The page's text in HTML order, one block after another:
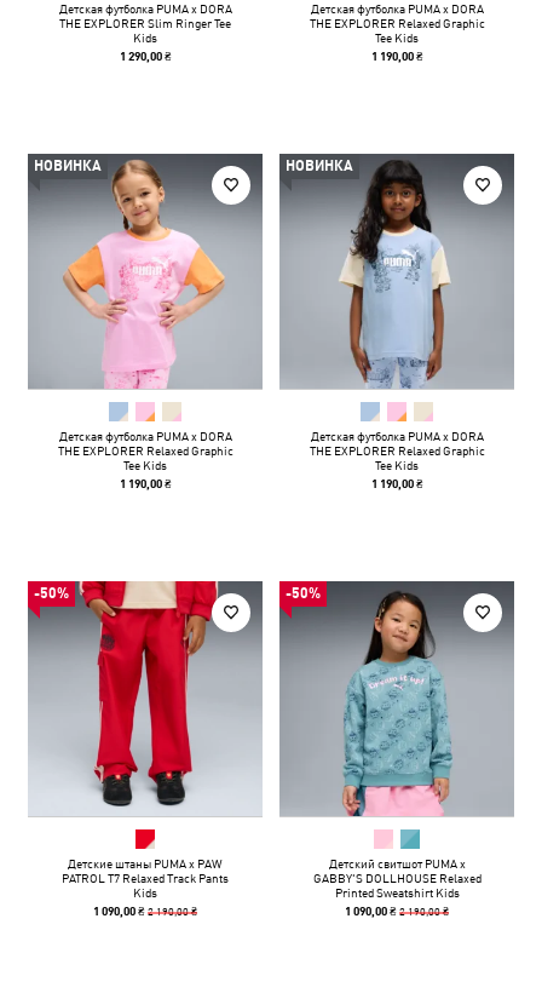
Детская футболка PUMA x DORA
THE EXPLORER Slim Ringer Tee
Kids
1 290,00 ₴
Детская футболка PUMA x DORA
THE EXPLORER Relaxed Graphic
Tee Kids
1 190,00 ₴
НОВИНКА
Детская футболка PUMA x DORA
THE EXPLORER Relaxed Graphic
Tee Kids
1 190,00 ₴
НОВИНКА
Детская футболка PUMA x DORA
THE EXPLORER Relaxed Graphic
Tee Kids
1 190,00 ₴
-50%
Детские штаны PUMA x PAW
PATROL T7 Relaxed Track Pants
Kids
1 090,00 ₴2 190,00 ₴
-50%
Детский свитшот PUMA x
GABBY'S DOLLHOUSE Relaxed
Printed Sweatshirt Kids
1 090,00 ₴2 190,00 ₴